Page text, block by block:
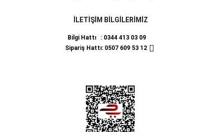
İLETİŞİM BİLGİLERİMİZ
Bilgi Hattı : 0344 413 03 09
Sipariş Hattı: 0507 609 53 12